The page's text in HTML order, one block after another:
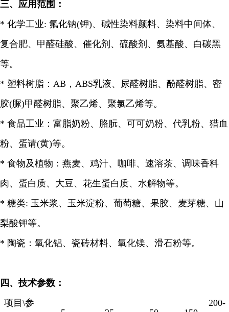
三、应用范围：
* 化学工业: 氟化钠(钾)、碱性染料颜料、染料中间体、
复合肥、甲醛硅酸、催化剂、硫酸剂、氨基酸、白碳黑
等。
* 塑料树脂： AB ， ABS乳液、尿醛树脂、酚醛树脂、密
胶(脲)甲醛树脂、聚乙烯、聚氯乙烯等。
* 食品工业：富脂奶粉、胳朊、可可奶粉、代乳粉、猎血
粉、蛋请(黄)等。
* 食物及植物：燕麦、鸡汁、咖啡、速溶茶、调味香料
肉、蛋白质、大豆、花生蛋白质、水解物等。
* 糖类: 玉米浆、玉米淀粉、葡萄糖、果胶、麦芽糖、山
梨酸钾等。
* 陶瓷：氧化铝、瓷砖材料、氧化镁、滑石粉等。
四、技术参数：
项目 \参
200-